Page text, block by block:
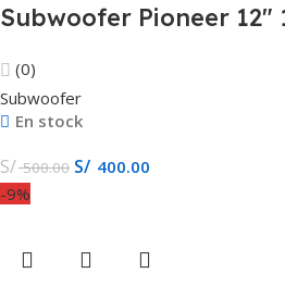
Subwoofer Pioneer 12″
(0)
Subwoofer
En stock
S/500.00 S/ 400.00
-9%